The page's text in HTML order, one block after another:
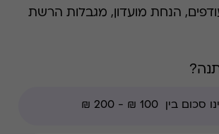
הנחת מועדון, מגבלות הרשת
כמותג קטן של אב ובן
נעליים עם שם בינלאומי עם